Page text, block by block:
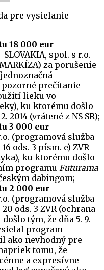
pre vysielanie
18 000 eur
spol. s r.o.
za porušenie
prečítanie
lieku vo
ku ktorému došlo
2014 (vrátené z NS SR);
3 000 eur
(programová služba
ods. 3 písm. e) ZVR
ku ktorému došlo
programu Futurama
dabingom;
2 000 eur
(programová služba
20 ods. 3 ZVR (ochrana
tým, že dňa 5. 9.
program
ako nevhodný pre
tomu, že
a expresívne